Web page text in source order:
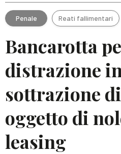
Penale Reati fallimentari
Bancarotta
distrazione
sottrazione
oggetto di
leasing